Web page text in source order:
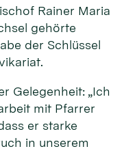
Rainer Maria
gehörte
der Schlüssel
Gelegenheit: „Ich
mit Pfarrer
er starke
in unserem